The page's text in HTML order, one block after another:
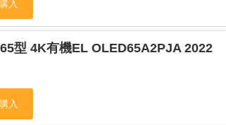
型 4K有機EL OLED65A2PJA 2022